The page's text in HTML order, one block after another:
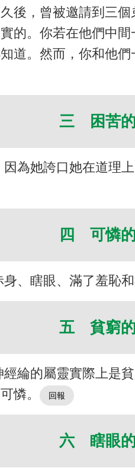
後，曾被邀請到三
的。你若在他們中
道。然而，你和他
三 困苦的
為她誇口她在道理
四 可憐的
、瞎眼、滿了羞恥
五 貧窮的
綸的屬靈實際上是
憐。
六 瞎眼的